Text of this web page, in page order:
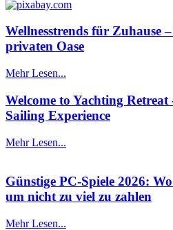
Wellnesstrends für Zuhause
privaten Oase
Mehr Lesen...
Welcome to Yachting
Sailing Experience
Mehr Lesen...
Günstige PC-Spiele 2026:
um nicht zu viel zu zahlen
Mehr Lesen...